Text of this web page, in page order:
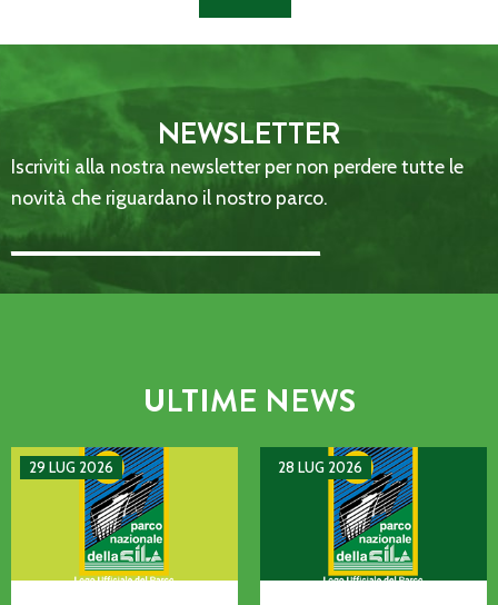
NEWSLETTER
Iscriviti alla nostra newsletter per non perdere tutte le
novità che riguardano il nostro parco.
Email Address::: (required)
ULTIME NEWS
29 LUG 2026
AVVISO DI GUASTO SULLA LINEA TELEFONICA DELL’ENTE
28 LUG 2026
MANIFESTAZIONE DI